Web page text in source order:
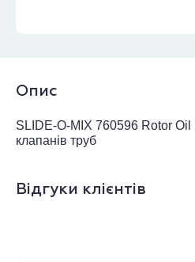
Опис
SLIDE-O-MIX 760596 Rotor
клапанів труб
Відгуки клієнтів